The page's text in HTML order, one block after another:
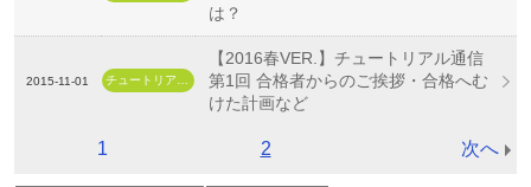
は？
2015-11-01 チュートリアル通信
【2016春VER.】チュートリアル通信
第1回 合格者からのご挨拶・合格へむ
けた計画など
1 2 次へ